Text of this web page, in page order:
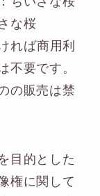
な桜
れば商用利
不要です。
の販売は禁
目的とした
権に関して